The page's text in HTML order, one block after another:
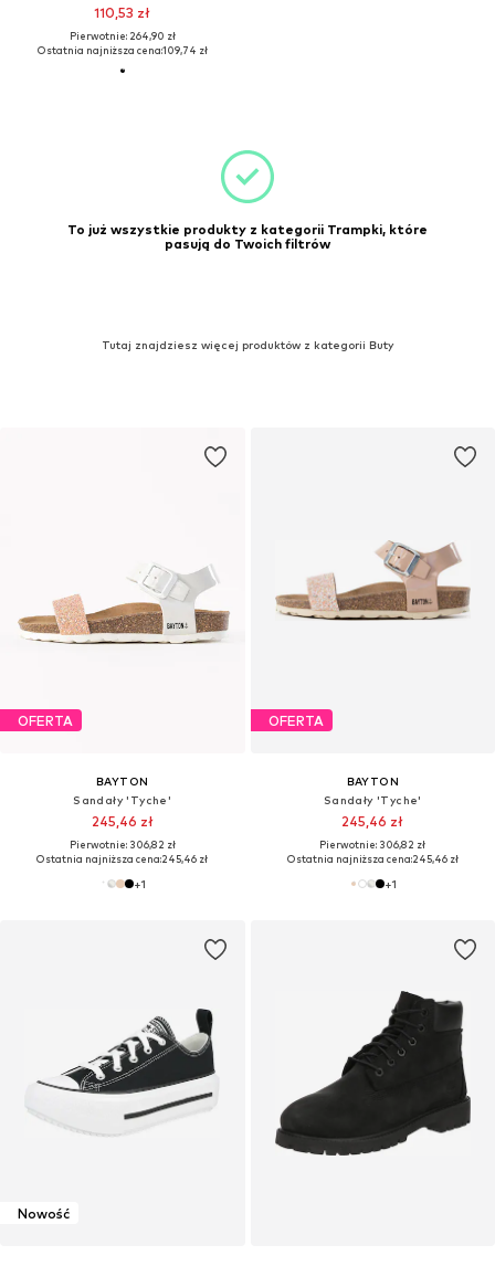
110,53 zł
Pierwotnie: 264,90 zł
Ostatnia najniższa cena:109,74 zł
To już wszystkie produkty z kategorii Trampki, które
pasują do Twoich filtrów
Tutaj znajdziesz więcej produktów z kategorii Buty
OFERTA
BAYTON
Sandały 'Tyche'
245,46 zł
Pierwotnie: 306,82 zł
Ostatnia najniższa cena:245,46 zł
+1
OFERTA
BAYTON
Sandały 'Tyche'
245,46 zł
Pierwotnie: 306,82 zł
Ostatnia najniższa cena:245,46 zł
+1
Nowość